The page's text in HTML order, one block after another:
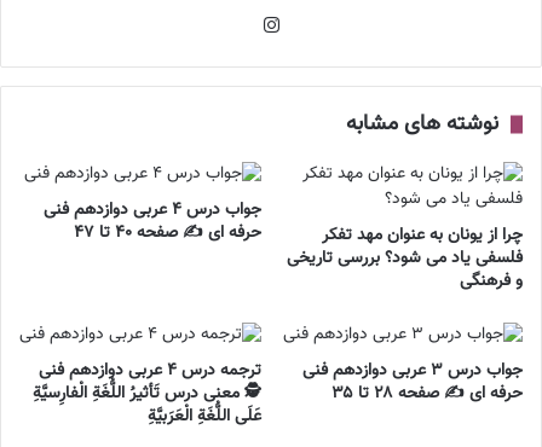
نوشته های مشابه
چرا از یونان به عنوان مهد تفکر
فلسفی یاد می شود؟ بررسی تاریخی
و فرهنگی
جواب درس ۴ عربی دوازدهم فنی
حرفه ای ✍️ صفحه ۴۰ تا ۴۷
جواب درس ۳ عربی دوازدهم فنی
حرفه ای ✍️ صفحه ۲۸ تا ۳۵
ترجمه درس ۴ عربی دوازدهم فنی
🕵️ معنی درس تَأثيرُ اللُّغَةِ الْفارِسيَّةِ
عَلَی اللُّغَةِ الْعَرَبيَّةِ